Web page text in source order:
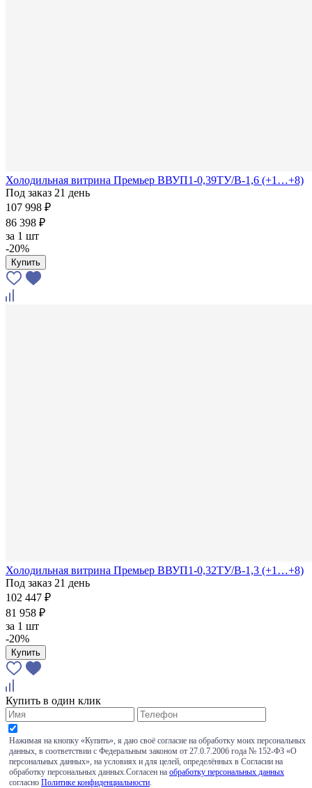
Холодильная витрина Премьер ВВУП1-0,39ТУ/В-1,6 (+1…+8)
Под заказ 21 день
107 998 ₽
86 398 ₽
за 1 шт
-20%
Купить
Холодильная витрина Премьер ВВУП1-0,32ТУ/В-1,3 (+1…+8)
Под заказ 21 день
102 447 ₽
81 958 ₽
за 1 шт
-20%
Купить
Купить в один клик
Нажимая на кнопку «Купить», я даю своё согласие на обработку моих персональных
данных, в соответствии с Федеральным законом от 27.0.7.2006 года № 152-ФЗ «О
персональных данных», на условиях и для целей, определённых в Согласии на
обработку персональных данных.Согласен на обработку персональных данных
согласно Политике конфиденциальности